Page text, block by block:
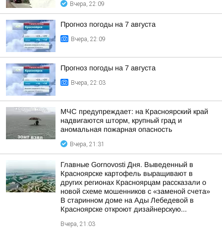
Вчера, 22:09
Прогноз погоды на 7 августа
Вчера, 22:09
Прогноз погоды на 7 августа
Вчера, 22:03
МЧС предупреждает: на Красноярский край
надвигаются шторм, крупный град и
аномальная пожарная опасность
Вчера, 21:31
Главные Gornovosti Дня. Выведенный в
Красноярске картофель выращивают в
других регионах Красноярцам рассказали о
новой схеме мошенников с «заменой счета»
В старинном доме на Ады Лебедевой в
Красноярске откроют дизайнерскую...
Вчера, 21:03